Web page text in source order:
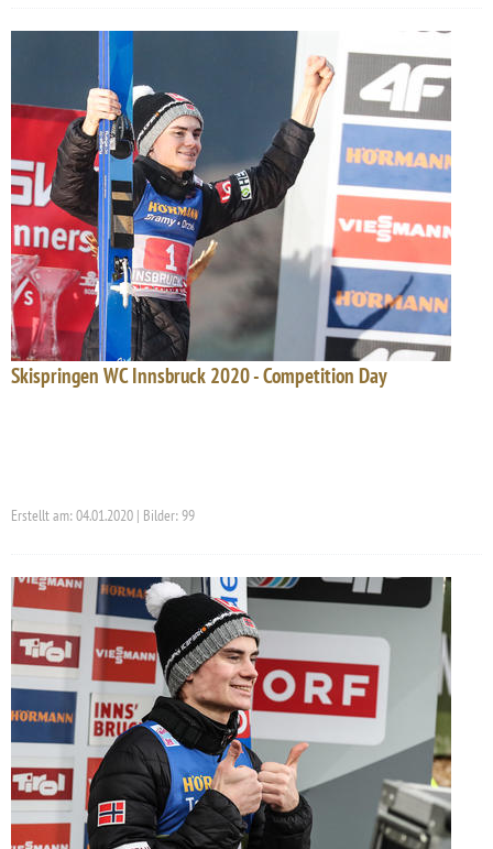
Skispringen WC Innsbruck 2020 - Competition Day
Erstellt am: 04.01.2020 | Bilder: 99